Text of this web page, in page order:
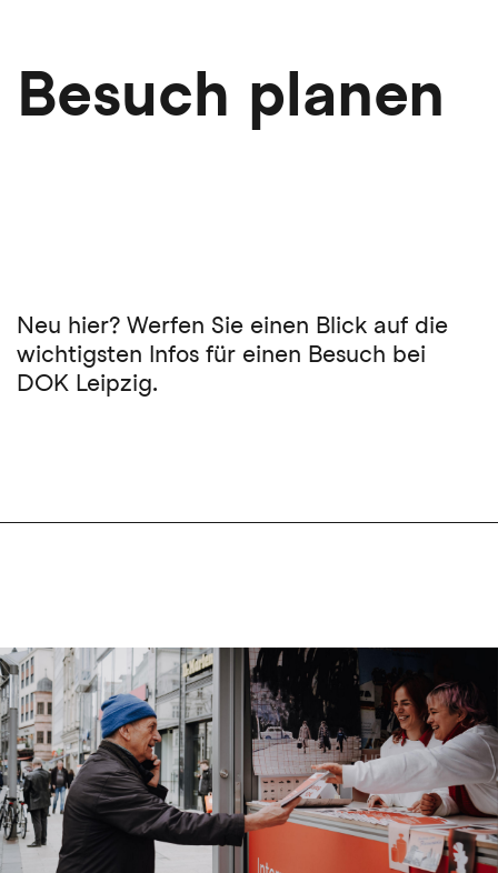
Inhalt
Besuch planen
Neu hier? Werfen Sie einen Blick auf die
wichtigsten Infos für einen Besuch bei
DOK Leipzig.